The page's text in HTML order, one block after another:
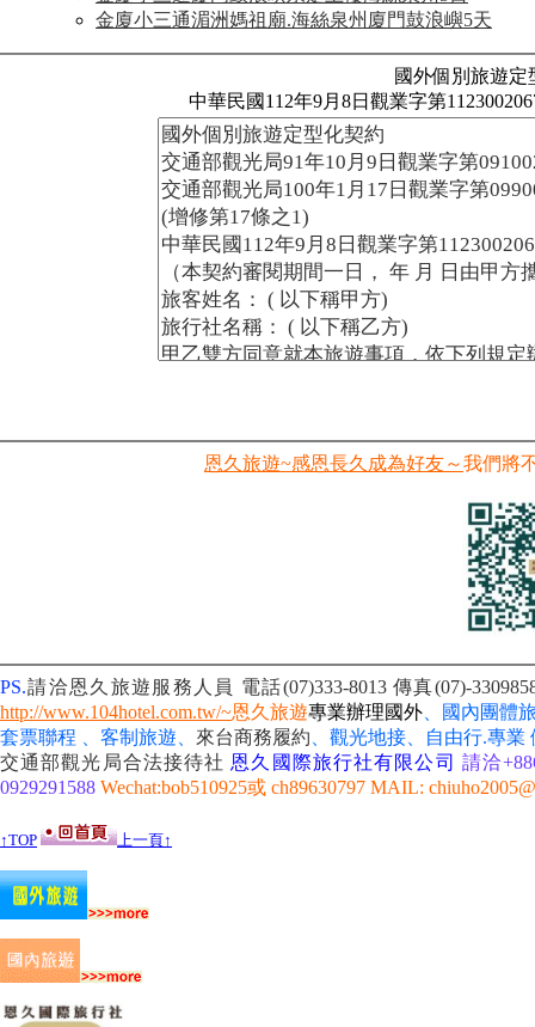
金廈小三通湄洲媽祖廟.海絲泉州廈門鼓浪嶼5天
國外個別旅遊定
中華民國112年9月8日觀業字第
恩久旅遊~感恩長久成為好友～我們將
PS.請洽恩久旅遊服務人員 電話(07)333-8013 傳真(07)-
http://www.104hotel.com.tw/~恩久旅遊專業辦理國外 、國內團體
套票聯程 、客制旅遊、 來台商務履約 觀光地接、自由行.專業
交通部觀光局合法接待社 恩久國際旅行社有限公司 請洽
0929291588 Wechat:bob510925或 ch89630797 MAIL:
↑TOP 上一頁↑